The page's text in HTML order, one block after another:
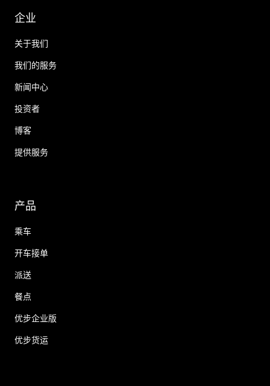
企业
关于我们
我们的服务
新闻中心
投资者
博客
提供服务
产品
乘车
开车接单
派送
餐点
优步企业版
优步货运